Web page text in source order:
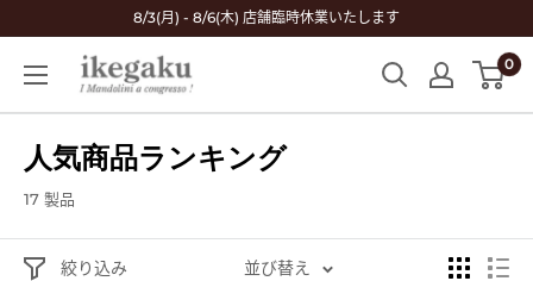
ン
8/3(月) - 8/6(木) 店舗臨時休業いたします
Mandolin
&
Shop
ikegaku
0
人気商品ランキング
17 製品
絞り込み 並び替え